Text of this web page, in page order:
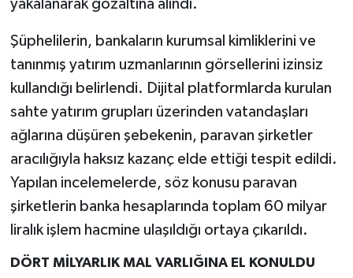
yakalanarak gözaltına alındı.
Şüphelilerin, bankaların kurumsal kimliklerini ve
tanınmış yatırım uzmanlarının görsellerini izinsiz
kullandığı belirlendi. Dijital platformlarda kurulan
sahte yatırım grupları üzerinden vatandaşları
ağlarına düşüren şebekenin, paravan şirketler
aracılığıyla haksız kazanç elde ettiği tespit edildi.
Yapılan incelemelerde, söz konusu paravan
şirketlerin banka hesaplarında toplam 60 milyar
liralık işlem hacmine ulaşıldığı ortaya çıkarıldı.
DÖRT MİLYARLIK MAL VARLIĞINA EL KONULDU